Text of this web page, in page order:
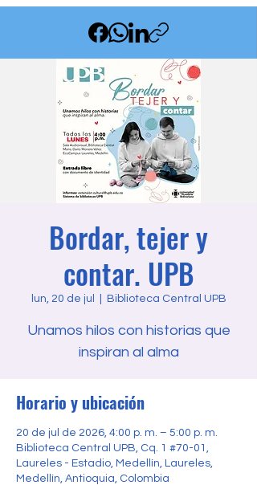
Bordar, tejer y
contar. UPB
lun, 20 de jul Biblioteca Central UPB
Unamos hilos con historias que
inspiran al alma
Horario y ubicación
20 de jul de 2026, 4:00 p. m. – 5:00 p. m.
Biblioteca Central UPB, Cq. 1 #70-01,
Laureles - Estadio, Medellín, Laureles,
Medellín, Antioquia, Colombia